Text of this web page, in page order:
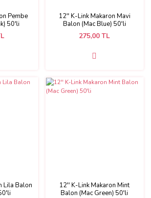
Pembe
50'li
12'' K-Link Makaron Mavi
Balon (Mac Blue) 50'li
275,00 TL
Lila Balon
12'' K-Link Makaron Mint
Balon (Mac Green) 50'li